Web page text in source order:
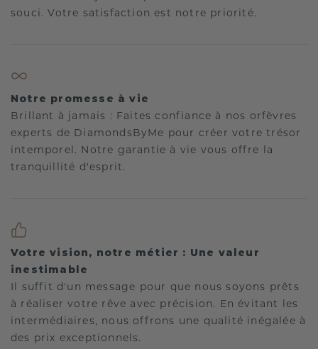
souci. Votre satisfaction est notre priorité.
Notre promesse à vie
Brillant à jamais : Faites confiance à nos orfèvres
experts de DiamondsByMe pour créer votre trésor
intemporel. Notre garantie à vie vous offre la
tranquillité d'esprit.
Votre vision, notre métier : Une valeur
inestimable
Il suffit d'un message pour que nous soyons prêts
à réaliser votre rêve avec précision. En évitant les
intermédiaires, nous offrons une qualité inégalée à
des prix exceptionnels.